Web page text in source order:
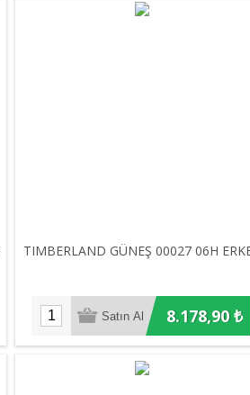
TIMBERLAND GÜNEŞ 00027 06H
8.178,90 ₺